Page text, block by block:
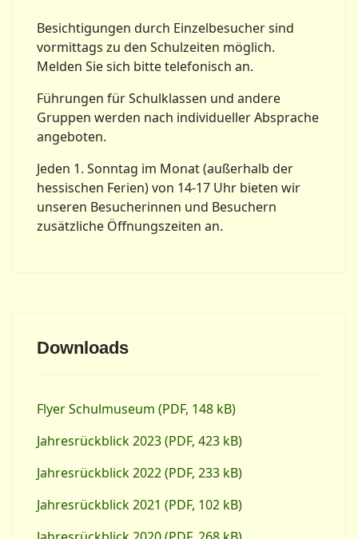
Besichtigungen durch Einzelbesucher sind
vormittags zu den Schulzeiten möglich.
Melden Sie sich bitte telefonisch an.
Führungen für Schulklassen und andere
Gruppen werden nach individueller Absprache
angeboten.
Jeden 1. Sonntag im Monat (außerhalb der
hessischen Ferien) von 14-17 Uhr bieten wir
unseren Besucherinnen und Besuchern
zusätzliche Öffnungszeiten an.
Downloads
Flyer Schulmuseum (PDF, 148 kB)
Jahresrückblick 2023 (PDF, 423 kB)
Jahresrückblick 2022 (PDF, 233 kB)
Jahresrückblick 2021 (PDF, 102 kB)